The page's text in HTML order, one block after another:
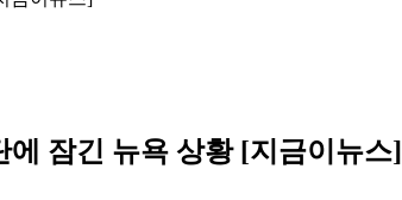
잠긴 뉴욕 상황 [지금이뉴스]